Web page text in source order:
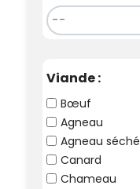
Viande :
Bœuf
Agneau
Agneau séché
Canard
Chameau